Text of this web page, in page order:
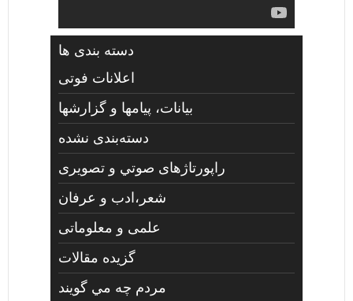
دسته بندی ها
اعلانات فوتی
بیانات، پیامها و گزارشها
دسته‌بندی نشده
راپورتاژهای صوتي و تصويری
شعر،ادب و عرفان
علمی و معلوماتی
گزیده مقالات
مردم چه مي گويند